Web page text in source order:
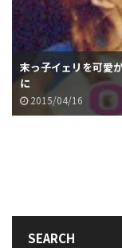
末っ子イェリを可愛
に
2015/04/16
SEARCH